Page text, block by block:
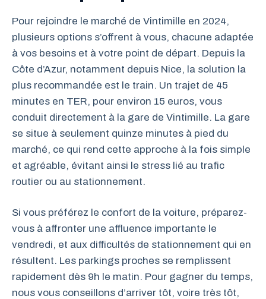
Pour rejoindre le marché de Vintimille en 2024,
plusieurs options s’offrent à vous, chacune adaptée
à vos besoins et à votre point de départ. Depuis la
Côte d’Azur, notamment depuis Nice, la solution la
plus recommandée est le train. Un trajet de 45
minutes en TER, pour environ 15 euros, vous
conduit directement à la gare de Vintimille. La gare
se situe à seulement quinze minutes à pied du
marché, ce qui rend cette approche à la fois simple
et agréable, évitant ainsi le stress lié au trafic
routier ou au stationnement.
Si vous préférez le confort de la voiture, préparez-
vous à affronter une affluence importante le
vendredi, et aux difficultés de stationnement qui en
résultent. Les parkings proches se remplissent
rapidement dès 9h le matin. Pour gagner du temps,
nous vous conseillons d’arriver tôt, voire très tôt,